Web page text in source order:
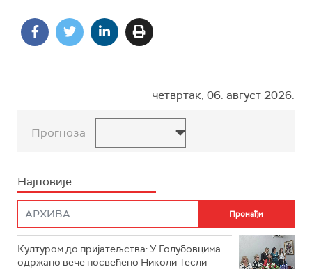
четвртак, 06. август 2026.
Прогноза
Најновије
Културом до пријатељства: У Голубовцима
одржано вече посвећено Николи Тесли